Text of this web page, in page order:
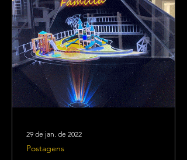
Postagens
29 de jan. de 2022